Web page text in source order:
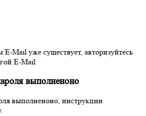
E-Mail уже существует, авторизуйтесь
E-Mail
выполненоно
выполненоно, инструкции